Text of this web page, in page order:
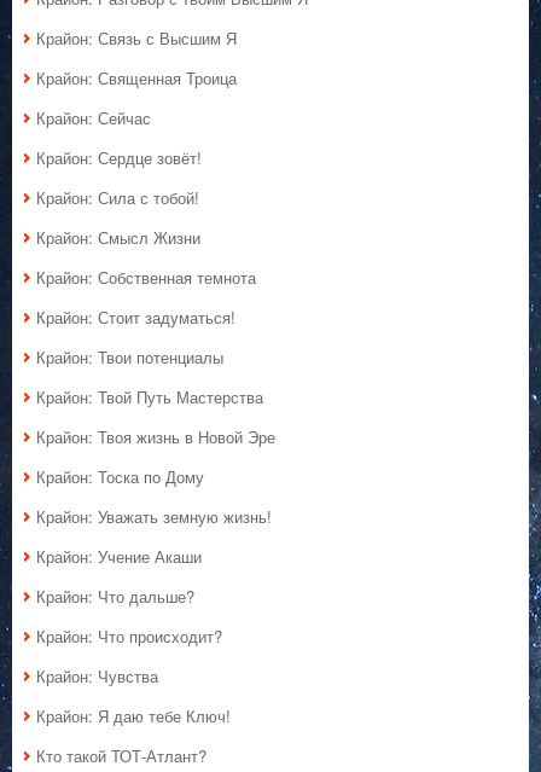
Крайон: Связь с Высшим Я
Крайон: Священная Троица
Крайон: Сейчас
Крайон: Сердце зовёт!
Крайон: Сила с тобой!
Крайон: Смысл Жизни
Крайон: Собственная темнота
Крайон: Стоит задуматься!
Крайон: Твои потенциалы
Крайон: Твой Путь Мастерства
Крайон: Твоя жизнь в Новой Эре
Крайон: Тоска по Дому
Крайон: Уважать земную жизнь!
Крайон: Учение Акаши
Крайон: Что дальше?
Крайон: Что происходит?
Крайон: Чувства
Крайон: Я даю тебе Ключ!
Кто такой ТОТ-Атлант?